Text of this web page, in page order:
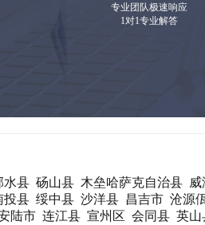
专业团队极速响应
1对1专业解答
水县 砀山县 木垒哈萨克自治县
投县 绥中县 沙洋县 昌吉市 沧源
陆市 连江县 宣州区 会同县 英山